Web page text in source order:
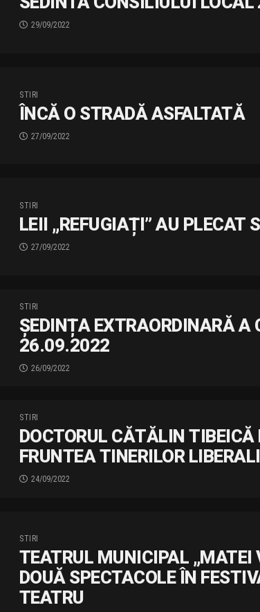
29/09/2022
STIRI
ÎNCĂ O STRADĂ ASFALTATĂ
27/09/2022
STIRI
LEII „REFUGIAȚI” AU PLECAT
27/09/2022
STIRI
ȘEDINȚA EXTRAORDINARĂ A
26.09.2022
26/09/2022
STIRI
DOCTORUL CĂTĂLIN
FRUNTEA TINERILOR
24/09/2022
STIRI
TEATRUL MUNICIPAL „MATEI
DOUĂ SPECTACOLE ÎN
TEATRU